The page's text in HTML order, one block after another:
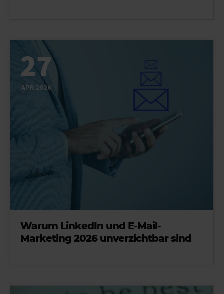
27
APR 2026
Warum LinkedIn und E-Mail-
Marketing 2026 unverzichtbar sind